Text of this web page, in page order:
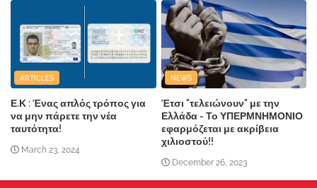
ARTICLES
Ε.Κ : Ένας απλός τρόπος για
να μην πάρετε την νέα
ταυτότητα!
March 23, 2024
NEWS
Έτσι "τελειώνουν" με την
Ελλάδα - Το ΥΠΕΡΜΝΗΜΟΝΙΟ
εφαρμόζεται με ακρίβεια
χιλιοστού!!
December 26, 2023